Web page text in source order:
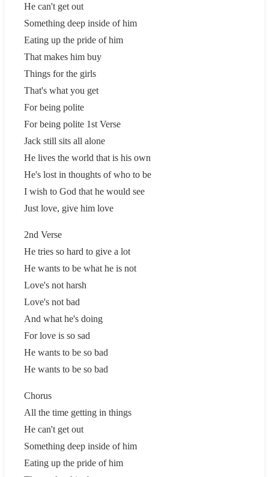
He can't get out
Something deep inside of him
Eating up the pride of him
That makes him buy
Things for the girls
That's what you get
For being polite
For being polite 1st Verse
Jack still sits all alone
He lives the world that is his own
He's lost in thoughts of who to be
I wish to God that he would see
Just love, give him love
2nd Verse
He tries so hard to give a lot
He wants to be what he is not
Love's not harsh
Love's not bad
And what he's doing
For love is so sad
He wants to be so bad
He wants to be so bad
Chorus
All the time getting in things
He can't get out
Something deep inside of him
Eating up the pride of him